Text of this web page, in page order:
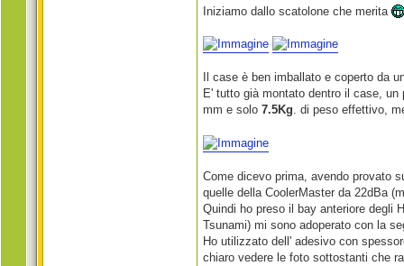
Iniziamo dallo scatolone che merita
Il case è ben imballato e coperto da
E' tutto già montato dentro il case,
mm e solo7.5Kg. di peso effettivo,
Come dicevo prima, avendo provato
quelle della CoolerMaster da 22dBa
Quindi ho preso il bay anteriore degli
Tsunami) mi sono adoperato con la
Ho utilizzato dell' adesivo con
chiaro vedere le foto sottostanti che